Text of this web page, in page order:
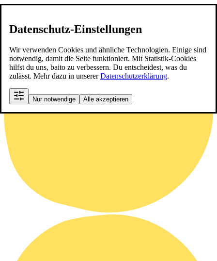
Datenschutz-Einstellungen
Wir verwenden Cookies und ähnliche Technologien. Einige sind
notwendig, damit die Seite funktioniert. Mit Statistik-Cookies
hilfst du uns, baito zu verbessern. Du entscheidest, was du
zulässt. Mehr dazu in unsererDatenschutzerklärung.
Nur notwendige Alle akzeptieren